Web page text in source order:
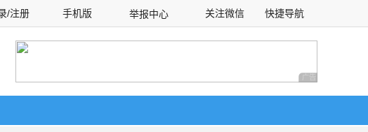
/注册 手机版 举报中心 关注微信 快捷导航
商业广告，理性选择 广告 商业广告，理